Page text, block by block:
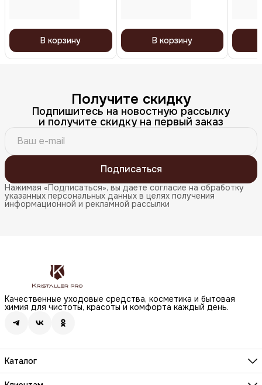
В корзину В корзину
Получите скидку
Подпишитесь на новостную рассылку
и получите скидку на первый заказ
Подписаться
Нажимая «Подписаться», вы даете согласие на обработку
указанных персональных данных в целях получения
информационной и рекламной рассылки
Качественные уходовые средства, косметика и бытовая
химия для чистоты, красоты и комфорта каждый день.
Каталог
Бренды